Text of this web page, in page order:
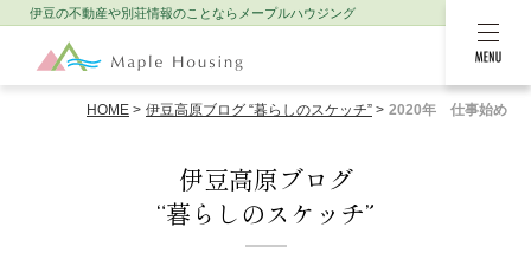
MENU
伊豆の不動産や別荘情報のことなら メープルハウジング
HOME 伊豆高原ブログ “暮らしのスケッチ” 2020年 仕事始め
伊豆高原ブログ
“暮らしのスケッチ”